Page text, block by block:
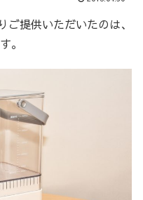
提供いただいたのは、
。